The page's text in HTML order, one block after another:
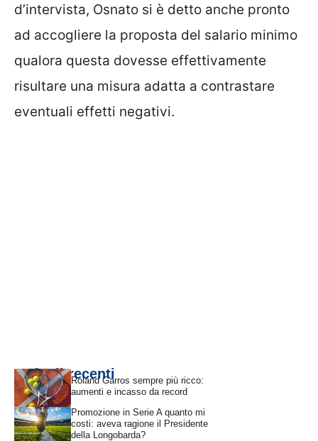
d’intervista, Osnato si è detto anche pronto
ad accogliere la proposta del salario minimo
qualora questa dovesse effettivamente
risultare una misura adatta a contrastare
eventuali effetti negativi.
Articoli recentiRoland Garros sempre più ricco:
aumenti e incasso da record
Promozione in Serie A quanto mi
costi: aveva ragione il Presidente
della Longobarda?